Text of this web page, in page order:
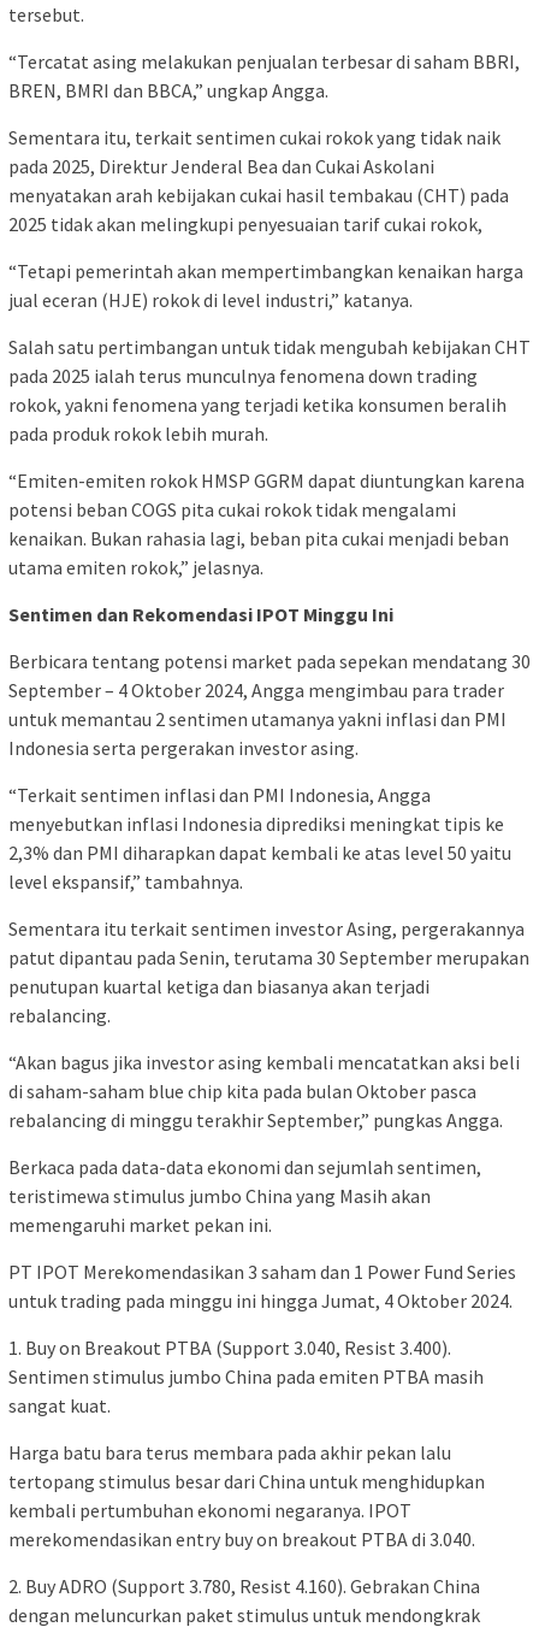
tersebut.
“Tercatat asing melakukan penjualan terbesar di saham BBRI,
BREN, BMRI dan BBCA,” ungkap Angga.
Sementara itu, terkait sentimen cukai rokok yang tidak naik
pada 2025, Direktur Jenderal Bea dan Cukai Askolani
menyatakan arah kebijakan cukai hasil tembakau (CHT) pada
2025 tidak akan melingkupi penyesuaian tarif cukai rokok,
“Tetapi pemerintah akan mempertimbangkan kenaikan harga
jual eceran (HJE) rokok di level industri,” katanya.
Salah satu pertimbangan untuk tidak mengubah kebijakan CHT
pada 2025 ialah terus munculnya fenomena down trading
rokok, yakni fenomena yang terjadi ketika konsumen beralih
pada produk rokok lebih murah.
“Emiten-emiten rokok HMSP GGRM dapat diuntungkan karena
potensi beban COGS pita cukai rokok tidak mengalami
kenaikan. Bukan rahasia lagi, beban pita cukai menjadi beban
utama emiten rokok,” jelasnya.
Sentimen dan Rekomendasi IPOT Minggu Ini
Berbicara tentang potensi market pada sepekan mendatang 30
September – 4 Oktober 2024, Angga mengimbau para trader
untuk memantau 2 sentimen utamanya yakni inflasi dan PMI
Indonesia serta pergerakan investor asing.
“Terkait sentimen inflasi dan PMI Indonesia, Angga
menyebutkan inflasi Indonesia diprediksi meningkat tipis ke
2,3% dan PMI diharapkan dapat kembali ke atas level 50 yaitu
level ekspansif,” tambahnya.
Sementara itu terkait sentimen investor Asing, pergerakannya
patut dipantau pada Senin, terutama 30 September merupakan
penutupan kuartal ketiga dan biasanya akan terjadi
rebalancing.
“Akan bagus jika investor asing kembali mencatatkan aksi beli
di saham-saham blue chip kita pada bulan Oktober pasca
rebalancing di minggu terakhir September,” pungkas Angga.
Berkaca pada data-data ekonomi dan sejumlah sentimen,
teristimewa stimulus jumbo China yang Masih akan
memengaruhi market pekan ini.
PT IPOT Merekomendasikan 3 saham dan 1 Power Fund Series
untuk trading pada minggu ini hingga Jumat, 4 Oktober 2024.
1. Buy on Breakout PTBA (Support 3.040, Resist 3.400).
Sentimen stimulus jumbo China pada emiten PTBA masih
sangat kuat.
Harga batu bara terus membara pada akhir pekan lalu
tertopang stimulus besar dari China untuk menghidupkan
kembali pertumbuhan ekonomi negaranya. IPOT
merekomendasikan entry buy on breakout PTBA di 3.040.
2. Buy ADRO (Support 3.780, Resist 4.160). Gebrakan China
dengan meluncurkan paket stimulus untuk mendongkrak